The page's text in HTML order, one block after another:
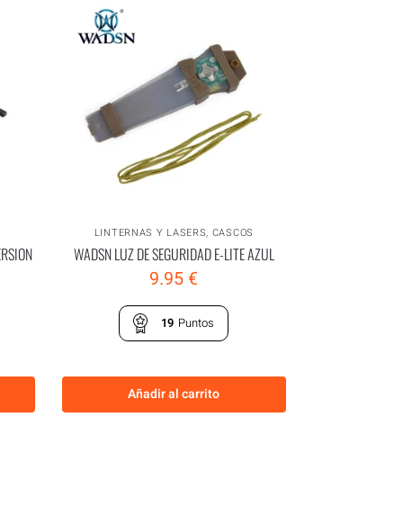
LINTERNAS Y LASERS, CASCOS
WADSN LUZ DE SEGURIDAD E-LITE AZUL
9.95 €
19 Puntos
Añadir al carrito